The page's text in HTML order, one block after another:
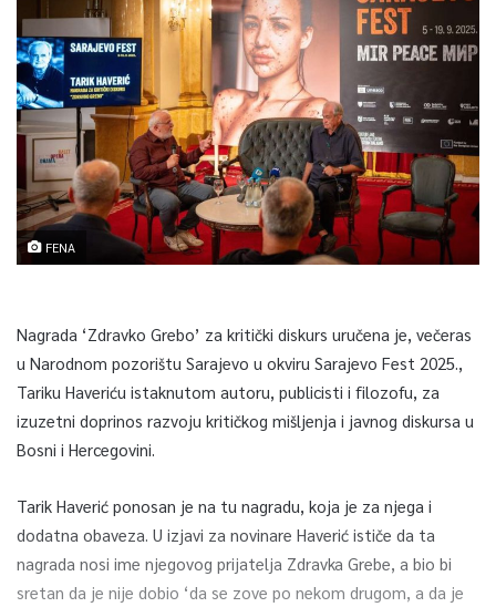
FENA
Nagrada ‘Zdravko Grebo’ za kritički diskurs uručena je, večeras
u Narodnom pozorištu Sarajevo u okviru Sarajevo Fest 2025.,
Tariku Haveriću istaknutom autoru, publicisti i filozofu, za
izuzetni doprinos razvoju kritičkog mišljenja i javnog diskursa u
Bosni i Hercegovini.
Tarik Haverić ponosan je na tu nagradu, koja je za njega i
dodatna obaveza. U izjavi za novinare Haverić ističe da ta
nagrada nosi ime njegovog prijatelja Zdravka Grebe, a bio bi
sretan da je nije dobio ‘da se zove po nekom drugom, a da je